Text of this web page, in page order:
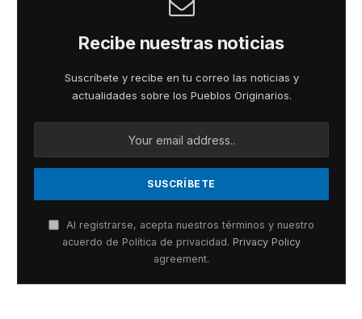
Recibe nuestras noticias
Suscríbete y recibe en tu correo las noticias y
actualidades sobre los Pueblos Originarios.
Al registrarse, acepta nuestros términos y nuestro
acuerdo de Política de privacidad. Privacy Policy
agreement.